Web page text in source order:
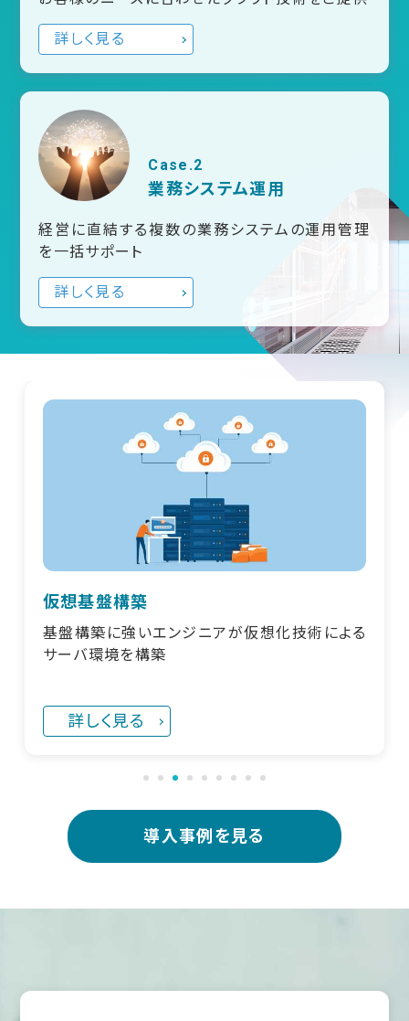
詳しく見る
Case.2
業務システム運用
経営に直結する複数の業務システムの運用管理
を一括サポート
詳しく見る
仮想基盤構築
基盤構築に強いエンジニアが仮想化技術による
サーバ環境を構築
詳しく見る
導入事例を見る